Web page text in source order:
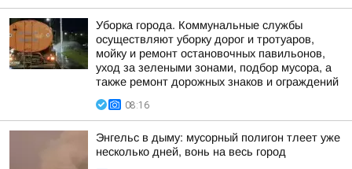
Уборка города. Коммунальные службы
осуществляют уборку дорог и тротуаров,
мойку и ремонт остановочных павильонов,
уход за зелеными зонами, подбор мусора, а
также ремонт дорожных знаков и ограждений
08:16
Энгельс в дыму: мусорный полигон тлеет уже
несколько дней, вонь на весь город